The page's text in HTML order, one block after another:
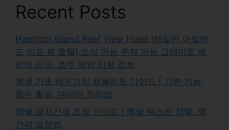
Recent Posts
Hamilton Island Reef View Hotel (해밀턴 아일랜
드 리프 뷰 호텔) 조식 가능 주차 가능 그레이트 배
리어 리프, 호주 예약 리뷰 정보
엑셀 기초 배우기의 컴플리트 가이드 | 기본 기능,
함수 활용, 데이터 정리법
엑셀 글자간격 조정 가이드 | 엑셀 텍스트 정렬, 행
간격 설정법